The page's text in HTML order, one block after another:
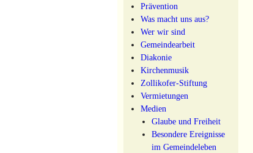
Prävention
Was macht uns aus?
Wer wir sind
Gemeindearbeit
Diakonie
Kirchenmusik
Zollikofer-Stiftung
Vermietungen
Medien
Glaube und Freiheit
Besondere Ereignisse
im Gemeindeleben